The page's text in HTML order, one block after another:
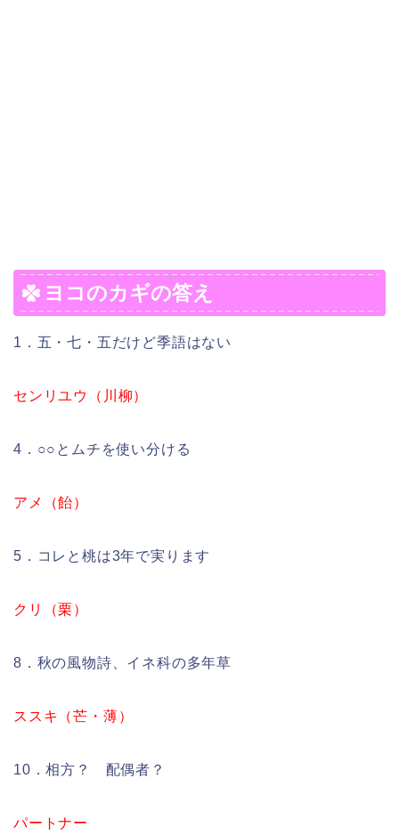
ヨコのカギの答え
1．五・七・五だけど季語はない
センリユウ（川柳）
4．○○とムチを使い分ける
アメ（飴）
5．コレと桃は3年で実ります
クリ（栗）
8．秋の風物詩、イネ科の多年草
ススキ（芒・薄）
10．相方？ 配偶者？
パートナー